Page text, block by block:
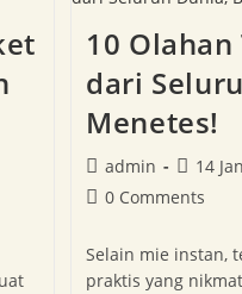
10
dari
Menetes!
admin 14
0 Comments
Selain mie instan,
praktis yang